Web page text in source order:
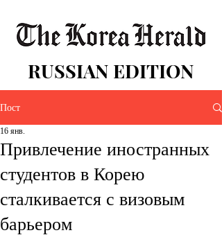
RUSSIAN EDITION
Пост
Привлечение иностранных
студентов в Корею
сталкивается с визовым
барьером
16 янв.